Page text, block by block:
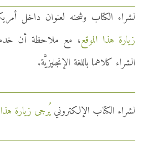
لشراء الكتاب وشحنه لعنوان داخل
زيارة هذا الموقع، مع ملاحظة أن
الشراء كلاهما باللغة الإنجليزيَّة.
لشراء الكتاب الإلكترونييُرجى زيارة هذا